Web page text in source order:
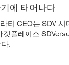
에 태어나다
티 CEO는 SDV
플레이스
.